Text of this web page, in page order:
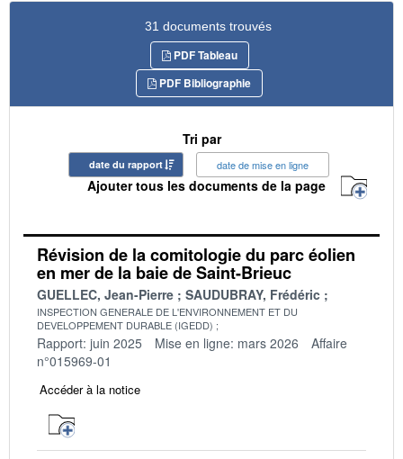
31 documents trouvés
PDF Tableau
PDF Bibliographie
Tri par
date du rapport date de mise en ligne
Ajouter tous les documents de la page
Révision de la comitologie du parc éolien
en mer de la baie de Saint-Brieuc
GUELLEC, Jean-Pierre SAUDUBRAY, Frédéric
INSPECTION GENERALE DE L'ENVIRONNEMENT ET DU
DEVELOPPEMENT DURABLE (IGEDD)
Rapport: juin 2025 Mise en ligne: mars 2026
Affaire
n°015969-01
Accéder à la notice